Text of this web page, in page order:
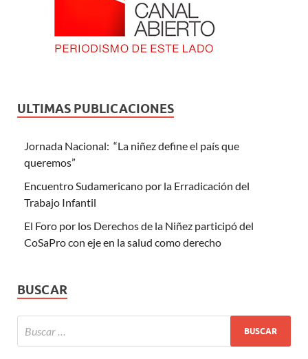
ULTIMAS PUBLICACIONES
Jornada Nacional: “La niñez define el país que
queremos”
Encuentro Sudamericano por la Erradicación del
Trabajo Infantil
El Foro por los Derechos de la Niñez participó del
CoSaPro con eje en la salud como derecho
BUSCAR